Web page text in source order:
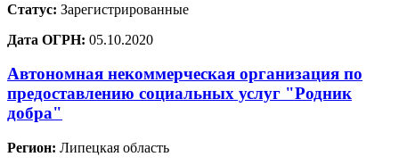
Статус: Зарегистрированные
Дата ОГРН: 05.10.2020
Автономная некоммерческая организация по
предоставлению социальных услуг "Родник
добра"
Регион: Липецкая область